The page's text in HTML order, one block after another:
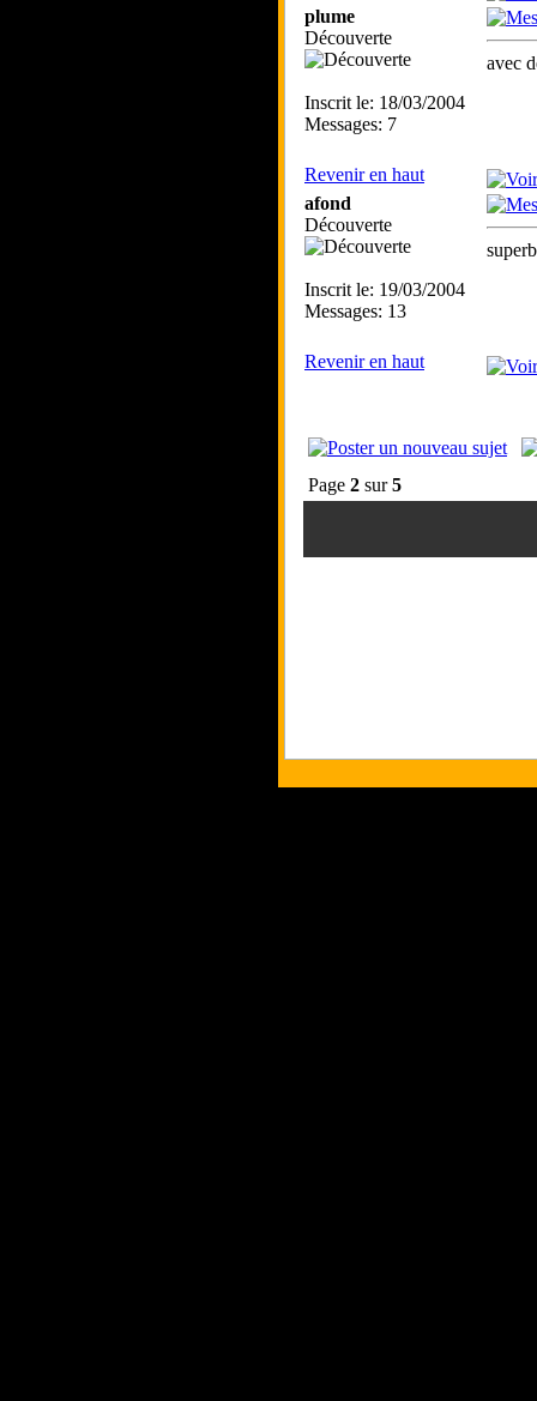
plume
Découverte
Inscrit le: 18/03/2004
Messages: 7
avec
Revenir en haut
afond
Découverte
Inscrit le: 19/03/2004
Messages: 13
Revenir en haut
Page 2 sur5